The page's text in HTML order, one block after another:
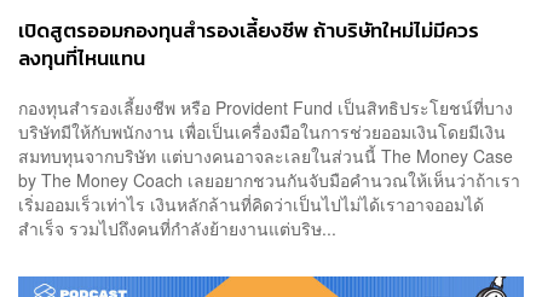
เปิดสูตรออมกองทุนสำรองเลี้ยงชีพ ถ้าบริษัทใหม่ไม่มีควร
ลงทุนที่ไหนแทน
กองทุนสำรองเลี้ยงชีพ หรือ Provident Fund เป็นสิทธิประโยชน์ที่บาง
บริษัทมีให้กับพนักงาน เพื่อเป็นเครื่องมือในการช่วยออมเงินโดยมีเงิน
สมทบทุนจากบริษัท แต่บางคนอาจละเลยในส่วนนี้ The Money Case
by The Money Coach เลยอยากชวนกันจับมือคำนวณให้เห็นว่าถ้าเรา
เริ่มออมเร็วเท่าไร เงินหลักล้านที่คิดว่าเป็นไปไม่ได้เราอาจออมได้
สำเร็จ รวมไปถึงคนที่กำลังย้ายงานแต่บริษ...